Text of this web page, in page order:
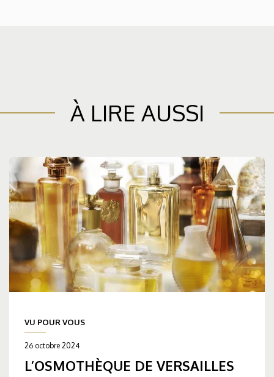
À LIRE AUSSI
VU POUR VOUS
26 octobre 2024
L’OSMOTHÈQUE DE VERSAILLES